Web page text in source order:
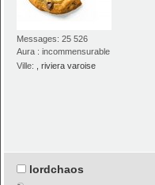
Messages: 25 526
Aura : incommensurable
Ville:
, riviera varoise
lordchaos